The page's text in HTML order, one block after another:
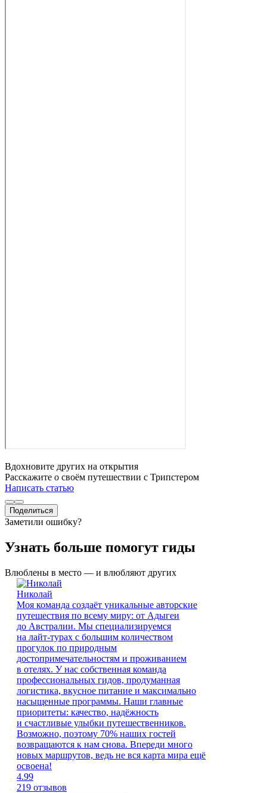
Вдохновите других на открытия
Расскажите о своём путешествии с Трипстером
Написать статью
Поделиться
Заметили ошибку?
Узнать больше помогут гиды
Влюблены в место — и влюбляют других
Николай
Моя команда создаёт уникальные авторские
путешествия по всему миру: от Адыгеи
до Австралии. Мы специализируемся
на лайт-турах с большим количеством
прогулок по природным
достопримечательностям и проживанием
в отелях. У нас собственная команда
профессиональных гидов, продуманная
логистика, вкусное питание и максимально
насыщенные программы. Наши главные
приоритеты: качество, надёжность
и счастливые улыбки путешественников.
Возможно, поэтому 70% наших гостей
возвращаются к нам снова. Впереди много
новых маршрутов, ведь не вся карта мира ещё
освоена!
4.99
219 отзывов